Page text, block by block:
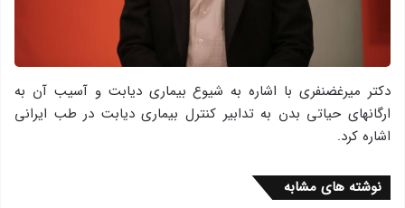
دکتر میرغضنفری با اشاره به شیوع بیماری دیابت و آسیب آن به
ارگانهای حیاتی بدن به تدابیر کنترل بیماری دیابت در طب ایرانی
اشاره کرد.
نوشته های مشابه